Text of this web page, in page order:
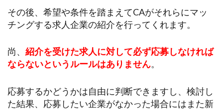
その後、希望や条件を踏まえてCAがそれらにマッ
チングする求人企業の紹介を行ってくれます。
尚、 紹介を受けた求人に対して必ず応募しなければ
ならないというルールはありません。
応募するかどうかは自由に判断できますし、検討し
た結果、応募したい企業がなかった場合にはまた新